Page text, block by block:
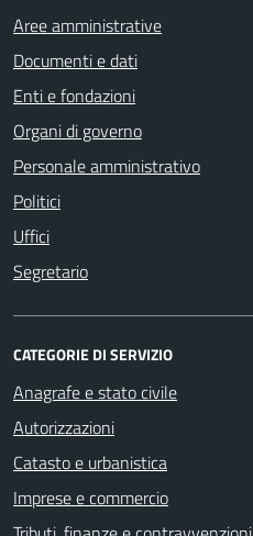
Aree amministrative
Documenti e dati
Enti e fondazioni
Organi di governo
Personale amministrativo
Politici
Uffici
Segretario
CATEGORIE DI SERVIZIO
Anagrafe e stato civile
Autorizzazioni
Catasto e urbanistica
Imprese e commercio